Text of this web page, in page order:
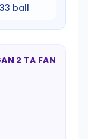
33 ball
2 TA FAN